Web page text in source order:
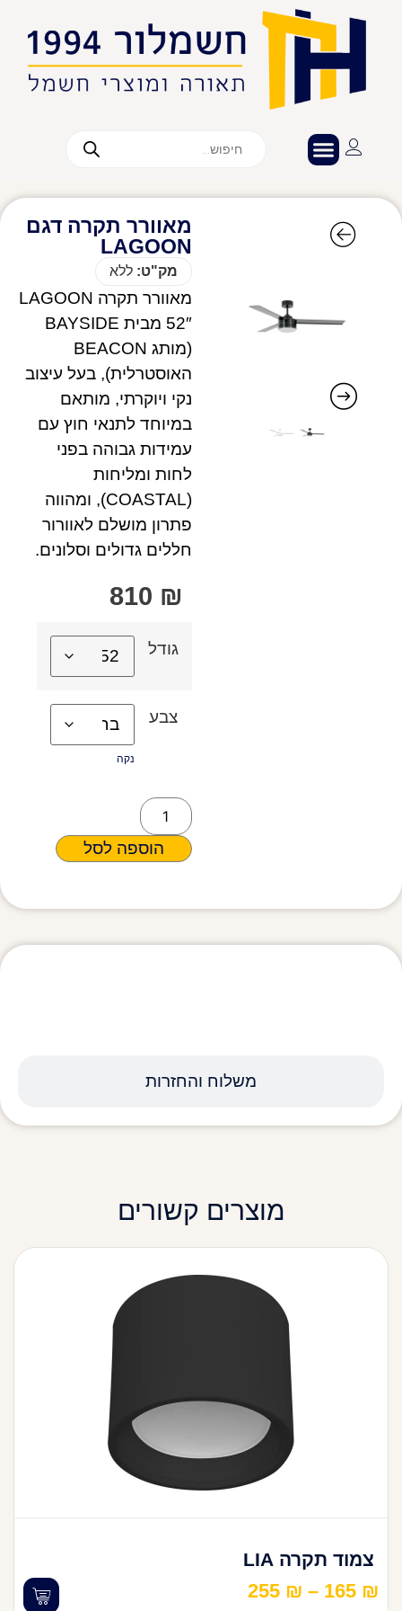
מאוורר תקרה דגם
LAGOON
מק"ט: ללא
מאוורר תקרה LAGOON
52″ מבית BAYSIDE
(מותג BEACON
האוסטרלית), בעל עיצוב
נקי ויוקרתי, מותאם
במיוחד לתנאי חוץ עם
עמידות גבוהה בפני
לחות ומליחות
(COASTAL), ומהווה
פתרון מושלם לאוורור
חללים גדולים וסלונים.
810 ₪
גודל
צבע
נקה
הוספה לסל
משלוח והחזרות
מוצרים קשורים
צמוד תקרה LIA
165 ₪
–
255 ₪